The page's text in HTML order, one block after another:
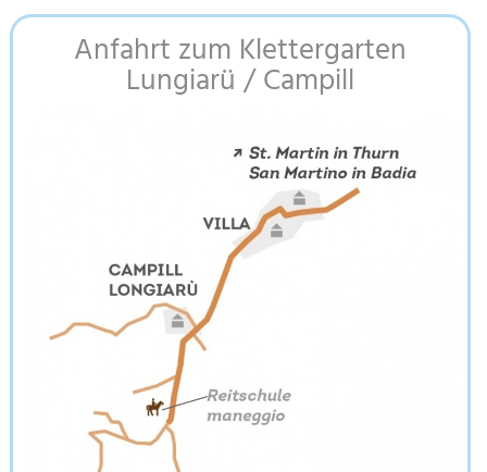
Zusatzinformationen
Anfahrt zum Klettergarten
Lungiarü / Campill